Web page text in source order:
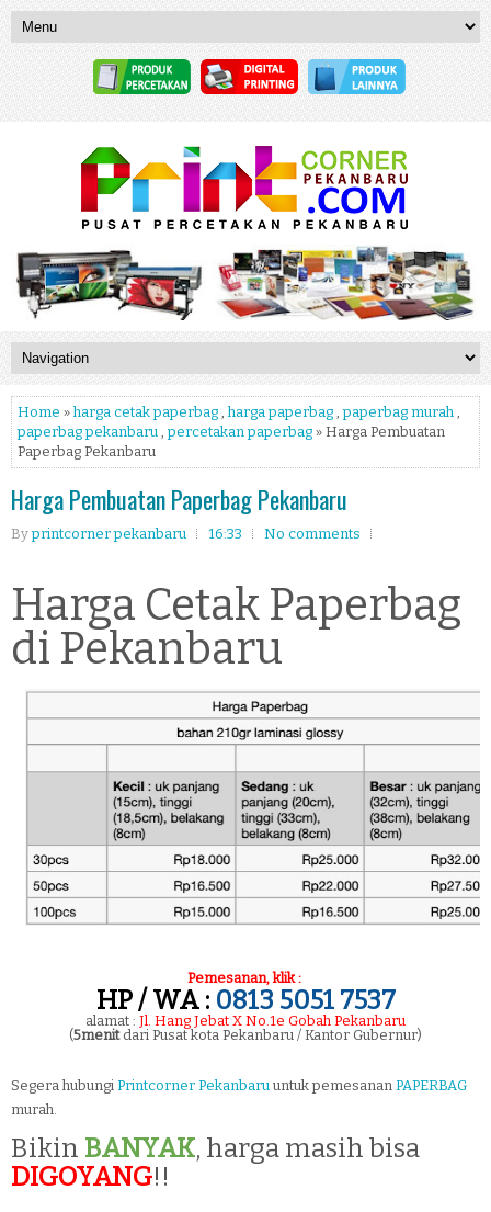
Home »harga cetak paperbag ,harga paperbag ,paperbag murah
paperbag pekanbaru ,percetakan paperbag » Harga Pembuatan
Paperbag Pekanbaru
Harga Pembuatan Paperbag Pekanbaru
Byprintcorner pekanbaru 16:33 No comments
Harga Cetak Paperbag
di Pekanbaru
Pemesanan, klik :
HP / WA : 0813 5051 7537
alamat : Jl. Hang Jebat X No.1e Gobah Pekanbaru
(5menitdari Pusat kota Pekanbaru / Kantor Gubernur)
Segera hubungi Printcorner Pekanbaru untuk pemesanan PAPERBAG
murah.
Bikin BANYAK, harga masih bisa
DIGOYANG!!